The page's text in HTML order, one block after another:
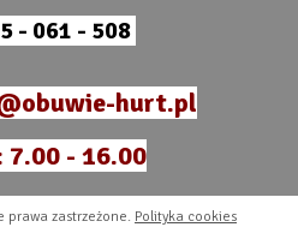
- 061 - 508
hurt.pl
7.00 - 16.00
prawa zastrzeżone. Polityka cookies